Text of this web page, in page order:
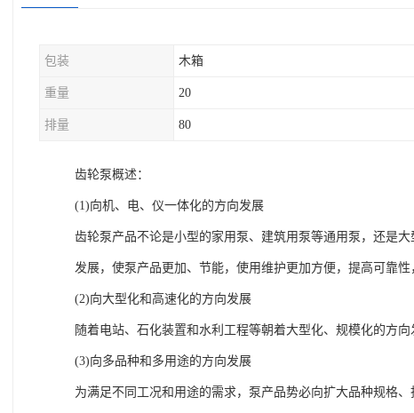
包装 木箱
重量 20
排量 80
齿轮泵概述：
(1)向机、电、仪一体化的方向发展
齿轮泵产品不论是小型的家用泵、建筑用泵等通用泵，还是
发展，使泵产品更加、节能，使用维护更加方便，提高可靠性
(2)向大型化和高速化的方向发展
随着电站、石化装置和水利工程等朝着大型化、规模化的方
(3)向多品种和多用途的方向发展
为满足不同工况和用途的需求，泵产品势必向扩大品种规格